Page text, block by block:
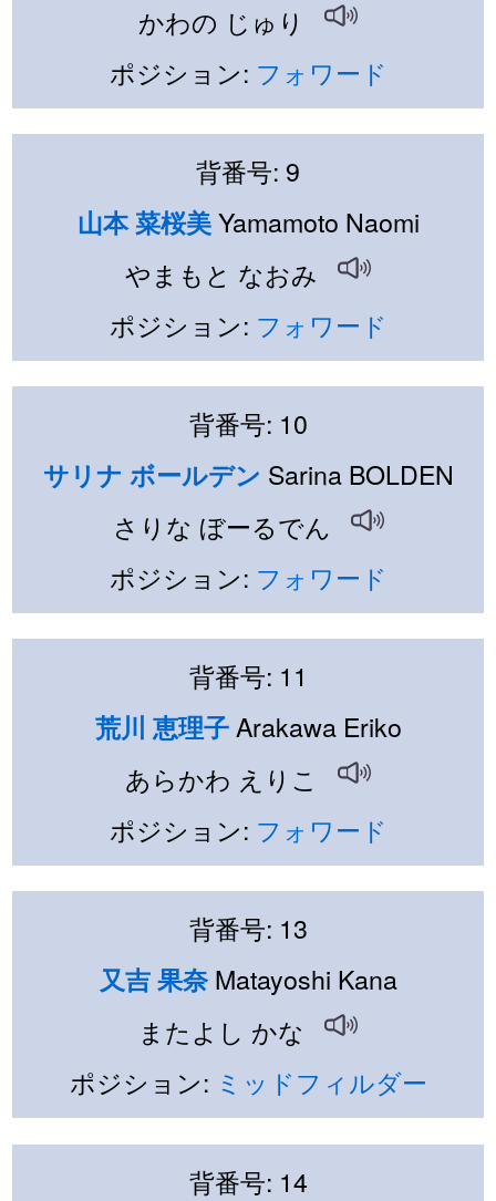
かわの じゅり
ポジション: フォワード
背番号: 9
山本 菜桜美Yamamoto Naomi
やまもと なおみ
ポジション: フォワード
背番号: 10
サリナ ボールデン Sarina BOLDEN
さりな ぼーるでん
ポジション: フォワード
背番号: 11
荒川 恵理子Arakawa Eriko
あらかわ えりこ
ポジション: フォワード
背番号: 13
又吉 果奈Matayoshi Kana
またよし かな
ポジション: ミッドフィルダー
背番号: 14